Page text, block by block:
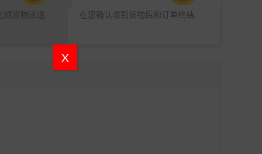
X
货物递送. 在您确认收到货物后和订单终结.